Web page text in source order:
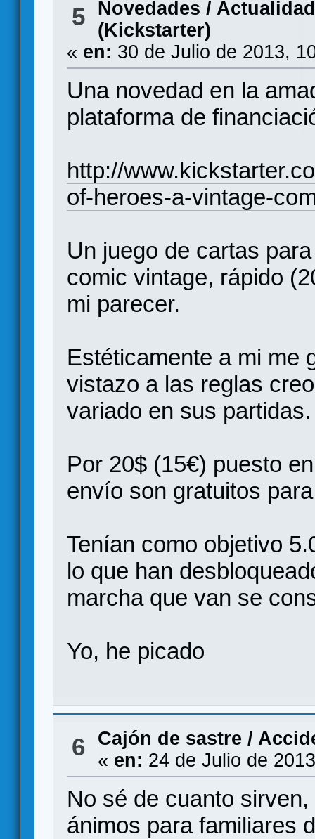
5
Novedades / Actualidad
(Kickstarter)
« en: 30 de Julio de 2013,
Una novedad en la
plataforma de
http://
of-heroes-a-vintage-
Un juego de cartas
comic vintage, rápido
mi parecer.
Estéticamente a mi me
vistazo a las reglas
variado en sus partidas.
Por 20$ (15€) puesto
envío son gratuitos
Tenían como objetivo
lo que han
marcha que van se
Yo, he picado
6 Cajón de sastre /
« en: 24 de Julio de
No sé de cuanto
ánimos para familiares